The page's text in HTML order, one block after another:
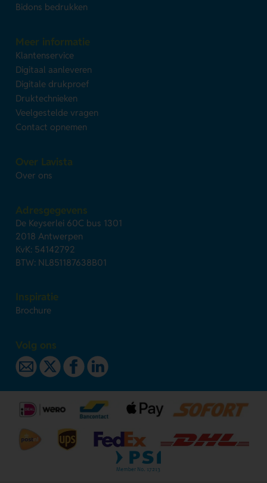
Bidons bedrukken
Meer informatie
Klantenservice
Digitaal aanleveren
Digitale drukproef
Druktechnieken
Veelgestelde vragen
Contact opnemen
Over Lavista
Over ons
Adresgegevens
De Keyserlei 60C bus 1301
2018 Antwerpen
KvK: 54142792
BTW: NL851187638B01
Inspiratie
Brochure
Volg ons